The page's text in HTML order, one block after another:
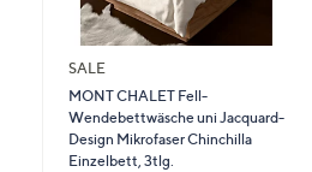
SALE
MONT CHALET Fell-
Wendebettwäsche uni Jacquard-
Design Mikrofaser Chinchilla
Einzelbett, 3tlg.